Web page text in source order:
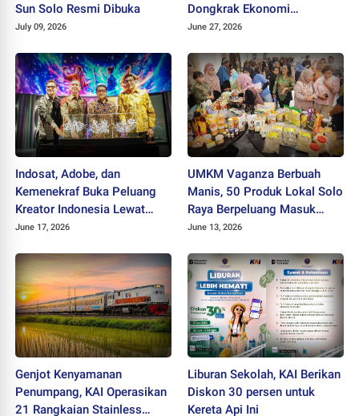
Sun Solo Resmi Dibuka
July 09, 2026
Dongkrak Ekonomi
Kerakyatan
June 27, 2026
Indosat, Adobe, dan
Kemenekraf Buka Peluang
Kreator Indonesia Lewat
Teknologi AI
June 17, 2026
UMKM Vaganza Berbuah
Manis, 50 Produk Lokal Solo
Raya Berpeluang Masuk
Jaringan Ritel Nasional
June 13, 2026
Genjot Kenyamanan
Penumpang, KAI Operasikan
21 Rangkaian Stainless
Liburan Sekolah, KAI Berikan
Diskon 30 persen untuk
Kereta Api Ini